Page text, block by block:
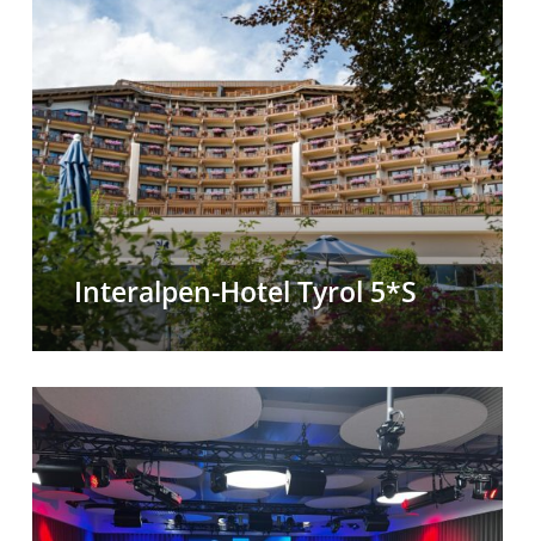
Hotel
Interalpen-Hotel Tyrol 5*S
Illwerke
Bregenz